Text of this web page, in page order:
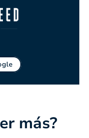
más?